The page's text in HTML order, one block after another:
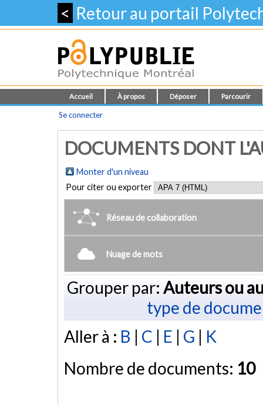
< Retour au portail
Accueil À propos Déposer Parcourir
Se connecter
DOCUMENTS DONT
Monter d'un niveau
Pour citer ou exporter
Réseau de collaboration
Nuage de mots
Grouper par: Auteurs ou
type de
Aller à : B | C | E | G | K
Nombre de documents: 10